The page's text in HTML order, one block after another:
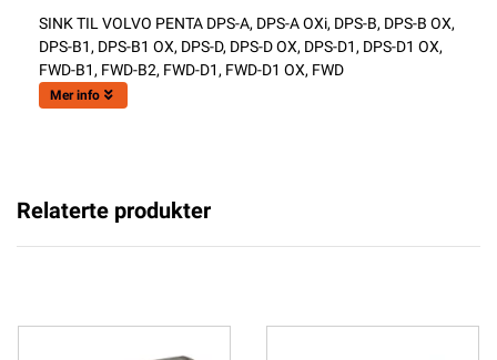
SINK TIL VOLVO PENTA DPS-A, DPS-A OXi, DPS-B, DPS-B OX,
DPS-B1, DPS-B1 OX, DPS-D, DPS-D OX, DPS-D1, DPS-D1 OX,
FWD-B1, FWD-B2, FWD-D1, FWD-D1 OX, FWD
Mer info
Relaterte produkter